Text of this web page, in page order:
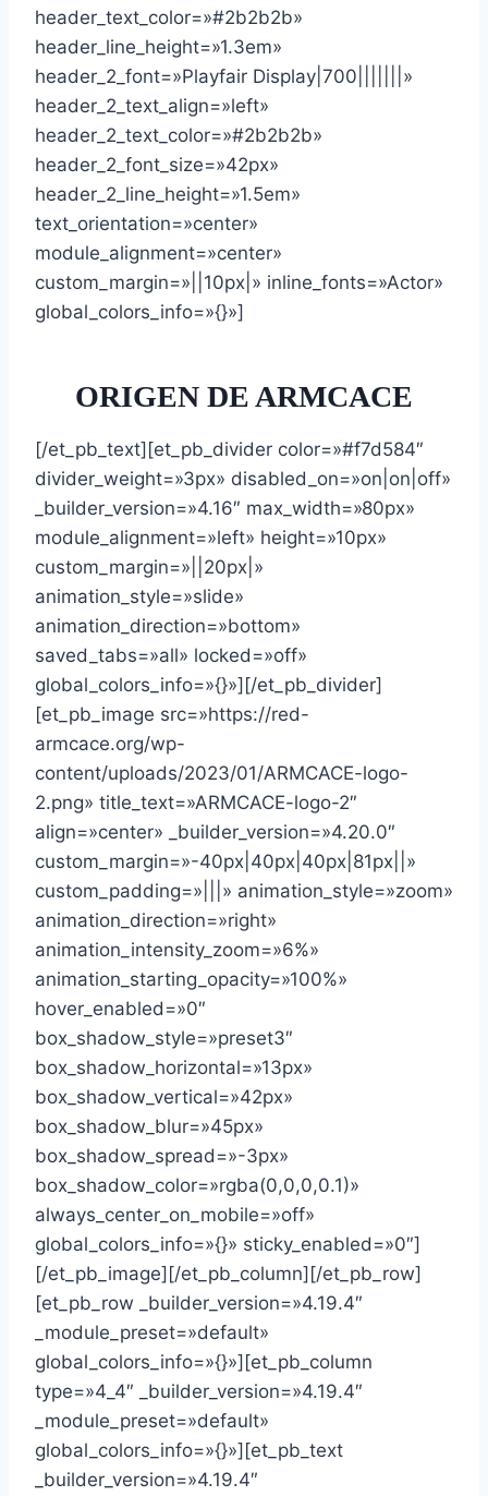
header_text_color=»#2b2b2b»
header_line_height=»1.3em»
header_2_font=»Playfair Display|700|||||||»
header_2_text_align=»left»
header_2_text_color=»#2b2b2b»
header_2_font_size=»42px»
header_2_line_height=»1.5em»
text_orientation=»center»
module_alignment=»center»
custom_margin=»||10px|» inline_fonts=»Actor»
global_colors_info=»{}»]
ORIGEN DE ARMCACE
[/et_pb_text][et_pb_divider color=»#f7d584″
divider_weight=»3px» disabled_on=»on|on|off»
_builder_version=»4.16″ max_width=»80px»
module_alignment=»left» height=»10px»
custom_margin=»||20px|»
animation_style=»slide»
animation_direction=»bottom»
saved_tabs=»all» locked=»off»
global_colors_info=»{}»][/et_pb_divider]
[et_pb_image src=»https://red-
armcace.org/wp-
content/uploads/2023/01/ARMCACE-logo-
2.png» title_text=»ARMCACE-logo-2″
align=»center» _builder_version=»4.20.0″
custom_margin=»-40px|40px|40px|81px||»
custom_padding=»|||» animation_style=»zoom»
animation_direction=»right»
animation_intensity_zoom=»6%»
animation_starting_opacity=»100%»
hover_enabled=»0″
box_shadow_style=»preset3″
box_shadow_horizontal=»13px»
box_shadow_vertical=»42px»
box_shadow_blur=»45px»
box_shadow_spread=»-3px»
box_shadow_color=»rgba(0,0,0,0.1)»
always_center_on_mobile=»off»
global_colors_info=»{}» sticky_enabled=»0″]
[/et_pb_image][/et_pb_column][/et_pb_row]
[et_pb_row _builder_version=»4.19.4″
_module_preset=»default»
global_colors_info=»{}»][et_pb_column
type=»4_4″ _builder_version=»4.19.4″
_module_preset=»default»
global_colors_info=»{}»][et_pb_text
_builder_version=»4.19.4″